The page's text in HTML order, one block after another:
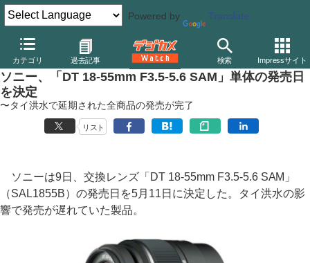
Powered by Translate
カテゴリ 過去記事 検索 Impressサイト
デジカメ Watch レンズ 交換レンズ ソニー
ソニー、「DT 18-55mm F3.5-5.6 SAM」単体の発売日
を決定
〜タイ洪水で延期された全商品の発売が完了
リスト
ソニーは9日、交換レンズ「DT 18-55mm F3.5-5.6 SAM」
（SAL1855B）の発売日を5月11日に決定した。タイ洪水の影
響で発売が遅れていた製品。